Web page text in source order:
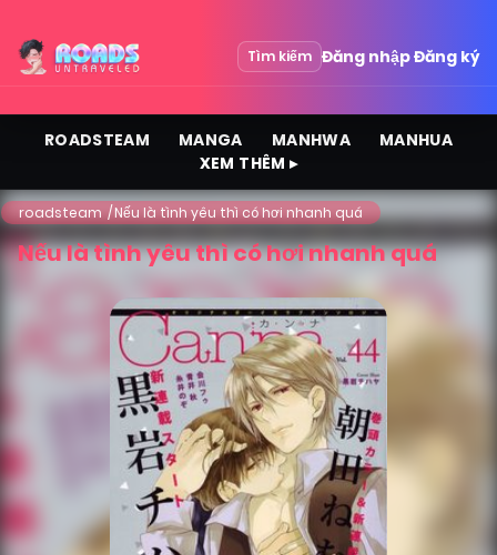
Tìm kiếm Đăng nhậpĐăng ký
ROADSTEAM MANGA MANHWA
MANHUA
XEM THÊM ▸
roadsteam Nếu là tình yêu thì có hơi nhanh quá
Nếu là tình yêu thì có hơi nhanh quá